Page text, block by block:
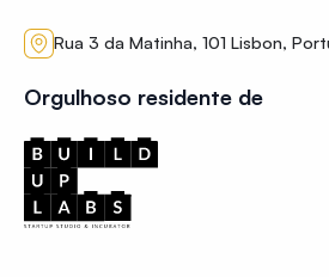
Rua 3 da Matinha, 101 Lisbon,
Orgulhoso residente de